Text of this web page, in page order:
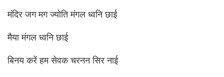
मंदिर जग मग ज्योति मंगल ध्वनि छाई
मैया मंगल ध्वनि छाई
बिनय करें हम सेवक चरनन सिर नाई